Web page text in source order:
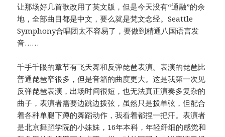
让那场好几首歌改用了英文版，但是今天没有“通融”的余
地，全部曲目都是中文，要么就是梵文念经。Seattle
Symphony合唱团太不容易了，要做到精通八国语言发
音……
千手千眼的章节有飞天舞和反弹琵琶表演。表演的琵琶比
普通琵琶窄很多，但是音箱的曲度更大。这是我第一次见
反弹琵琶表演，出场时间很短，也无法真正演奏多复杂的
曲子，表演者需要边跳边拨弦，虽然只是拨单弦，但配合
着各种单腿下蹲的舞蹈动作，我看着都捏一把汗。表演者
是北京舞蹈学院的小妹妹，16年本科，年轻纤细的感觉和